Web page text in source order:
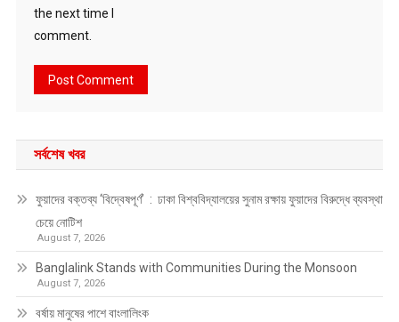
the next time I
comment.
সর্বশেষ খবর
ফুয়াদের বক্তব্য ‘বিদ্বেষপূর্ণ’ : ঢাকা বিশ্ববিদ্যালয়ের সুনাম রক্ষায় ফুয়াদের বিরুদ্ধে ব্যবস্থা
চেয়ে নোটিশ
August 7, 2026
Banglalink Stands with Communities During the Monsoon
August 7, 2026
বর্ষায় মানুষের পাশে বাংলালিংক